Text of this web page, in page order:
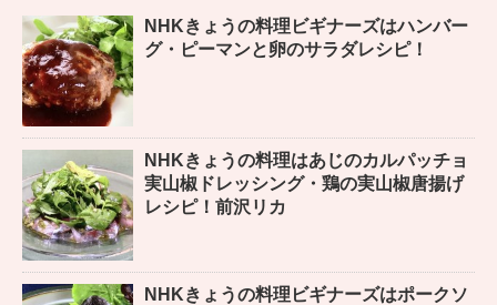
NHKきょうの料理ビギナーズはハンバー
グ・ピーマンと卵のサラダレシピ！
NHKきょうの料理はあじのカルパッチョ
実山椒ドレッシング・鶏の実山椒唐揚げ
レシピ！前沢リカ
NHKきょうの料理ビギナーズはポークソ